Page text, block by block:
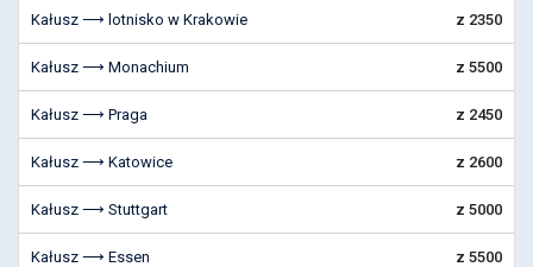
Kałusz ⟶ lotnisko w Krakowie z 2350
Kałusz ⟶ Monachium z 5500
Kałusz ⟶ Praga z 2450
Kałusz ⟶ Katowice z 2600
Kałusz ⟶ Stuttgart z 5000
Kałusz ⟶ Essen z 5500